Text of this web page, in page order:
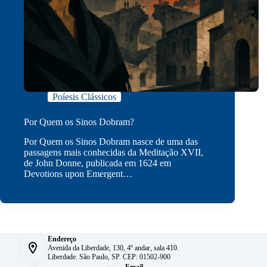
Poíesis Clássicos
Por Quem os Sinos Dobram?
Por Quem os Sinos Dobram nasce de uma das
passagens mais conhecidas da Meditação XVII,
de John Donne, publicada em 1624 em
Devotions upon Emergent…
Endereço
Avenida da Liberdade, 130, 4º andar, sala 410.
Liberdade. São Paulo, SP. CEP: 01502-900